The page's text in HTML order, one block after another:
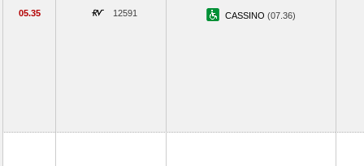
05.35 12591 CASSINO (07.36)